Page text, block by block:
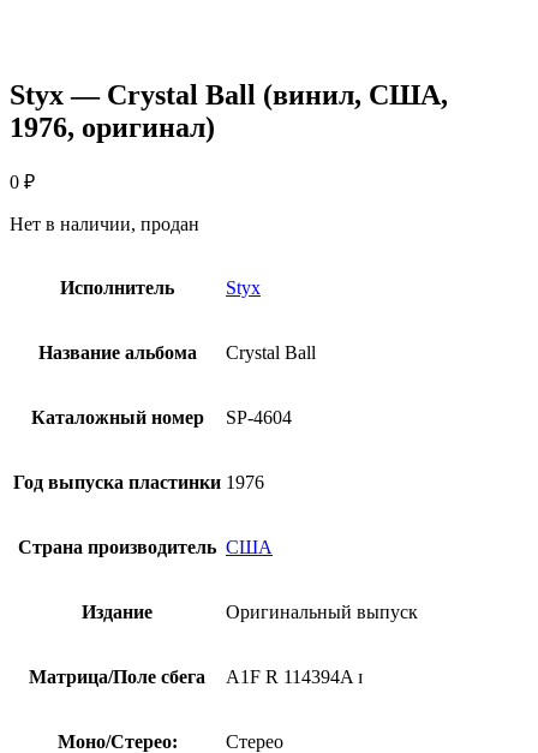
Styx — Crystal Ball (винил, США,
1976, оригинал)
0 ₽
Нет в наличии, продан
Исполнитель Styx
Название альбома Crystal Ball
Каталожный номер SP-4604
Год выпуска пластинки 1976
Страна производитель США
Издание Оригинальный выпуск
Матрица/Поле сбега A1F R 114394A ɪ
Моно/Стерео: Стерео